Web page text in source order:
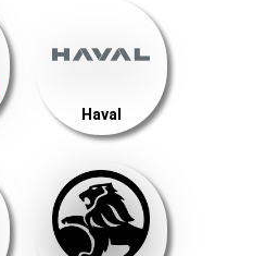
Haval